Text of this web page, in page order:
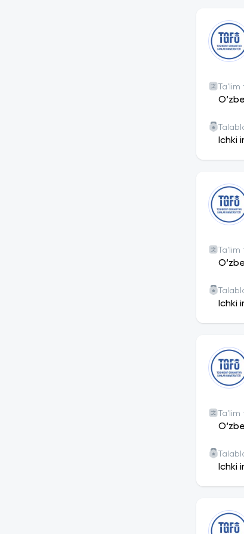
Ta'lim
Ichki
Ta'lim
Ichki
Ta'lim
Ichki